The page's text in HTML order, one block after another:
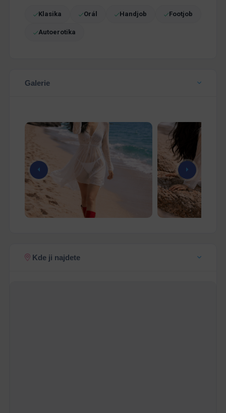
Klasika Orál Handjob Footjob
Autoerotika
Galerie
Kde ji najdete